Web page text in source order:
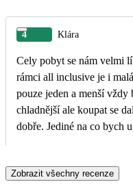
4 Klára
Cely pobyt se nám velmi
rámci all inclusive je i
pouze jeden a menší vždy bylo místo k plavání. jsme našli volné lehátka. Na pláž je to do 10 minut chůzí,
chladnější ale koupat se
dobře. Jediné na co bych
Zobrazit všechny recenze